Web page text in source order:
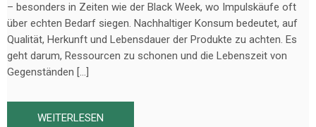
– besonders in Zeiten wie der Black Week, wo Impulskäufe oft
über echten Bedarf siegen. Nachhaltiger Konsum bedeutet, auf
Qualität, Herkunft und Lebensdauer der Produkte zu achten. Es
geht darum, Ressourcen zu schonen und die Lebenszeit von
Gegenständen […]
WEITERLESEN